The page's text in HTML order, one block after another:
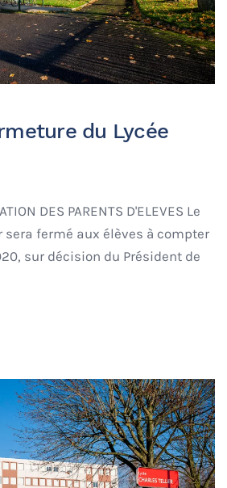
du Lycée
DES PARENTS D'ELEVES Le
sera fermé aux élèves à compter
sur décision du Président de